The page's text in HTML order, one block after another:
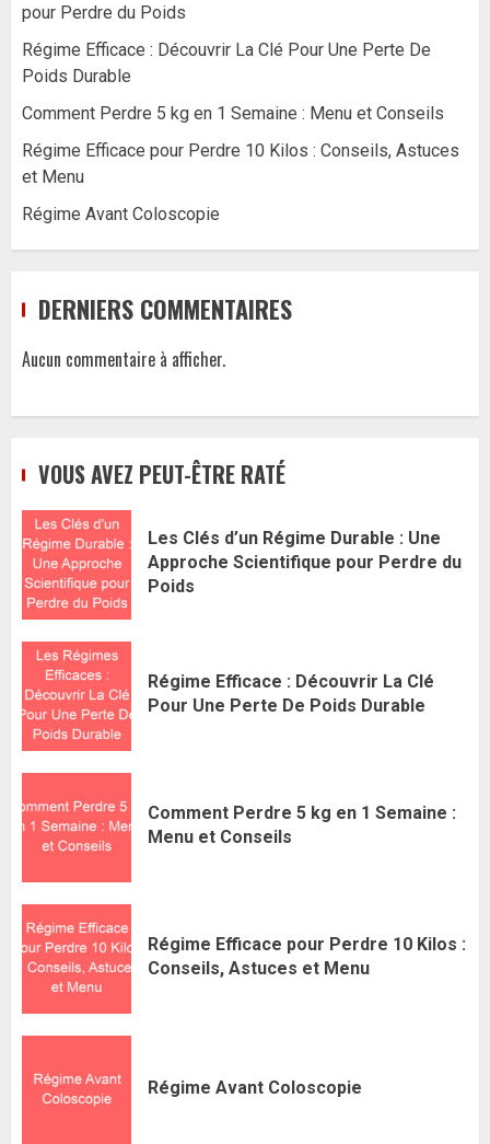
pour Perdre du Poids
Régime Efficace : Découvrir La Clé Pour Une Perte De
Poids Durable
Comment Perdre 5 kg en 1 Semaine : Menu et Conseils
Régime Efficace pour Perdre 10 Kilos : Conseils, Astuces
et Menu
Régime Avant Coloscopie
DERNIERS COMMENTAIRES
Aucun commentaire à afficher.
VOUS AVEZ PEUT-ÊTRE RATÉ
Les Clés d’un Régime Durable : Une
Approche Scientifique pour Perdre du
Poids
Régime Efficace : Découvrir La Clé
Pour Une Perte De Poids Durable
Comment Perdre 5 kg en 1 Semaine :
Menu et Conseils
Régime Efficace pour Perdre 10 Kilos :
Conseils, Astuces et Menu
Régime Avant Coloscopie